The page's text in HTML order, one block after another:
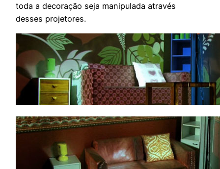
toda a decoração seja manipulada através
desses projetores.